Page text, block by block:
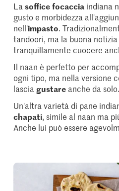
Lasofficefocaccia indiana
gusto e morbidezza
nell'impasto.
tandoori, ma la buona
tranquillamente cuocere
Il naan è perfetto per
ogni tipo, ma nella versione
lasciagustare anche da solo.
Un'altra varietà di pane
chapati, simile al naan ma
Anche lui può essere